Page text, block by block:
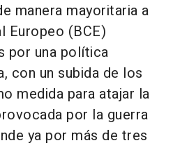
manera mayoritaria a
Europeo (BCE)
por una política
con un subida de los
medida para atajar la
por la guerra
ya por más de tres